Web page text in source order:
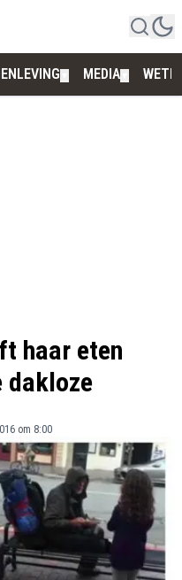
MEDIA
haar eten
dakloze
om 8:00